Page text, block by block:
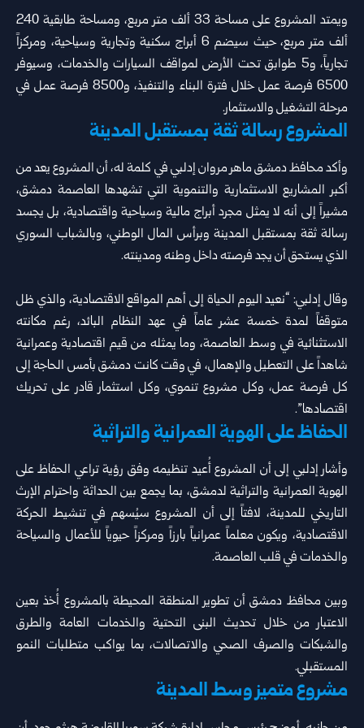
ويمتد المشروع على مساحة 33 ألف متر مربع، ومساحة طابقية 240
ألف متر مربع، حيث سيضم 6 أبراج سكنية وتجارية وسياحية، ومركزاً
تجارياً، و5 طوابق تحت الأرض لمواقف السيارات والخدمات، وسيوفر
6500 فرصة عمل خلال فترة البناء والتنفيذ، و8500 فرصة عمل في
مرحلة التشغيل والاستثمار.
المشروع رسالة ثقة بمستقبل المدينة
وأكد محافظ دمشق ماهر مروان إدلبي في كلمة له، أن المشروع يعد من
أكبر المشاريع الاستثمارية والتنموية التي تشهدها العاصمة دمشق،
مشيراً إلى أنه لا يمثل مجرد أبراج مالية وسياحية واقتصادية، بل يجسد
رسالة ثقة بمستقبل المدينة وبرأس المال الوطني، وبالشباب السوري
الذي يستحق أن يجد فرصته داخل وطنه ومدينته.
وقال إدلبي: “نعيد اليوم الحياة إلى أهم المواقع الاقتصادية، والذي ظل
متوقفاً لمدة خمسة عشر عاماً في عهد النظام البائد، رغم مكانته
الاستثنائية في وسط العاصمة، وما يمثله من قيم اقتصادية وعمرانية
شاهداً على التعطيل والإهمال، في وقت كانت دمشق بأمس الحاجة إلى
كل فرصة عمل، وكل مشروع تنموي، وكل استثمار قادر على تحريك
اقتصادها”.
الحفاظ على الهوية العمرانية والتراثية
وأشار إدلبي إلى أن المشروع أُعيد تنظيمه وفق رؤية تراعي الحفاظ على
الهوية العمرانية والتراثية لدمشق، بما يجمع بين الحداثة واحترام الإرث
التاريخي للمدينة، لافتاً إلى أن المشروع سيُسهم في تنشيط الحركة
الاقتصادية، ويكون معلماً عمرانياً بارزاً ومركزاً حيوياً للأعمال والسياحة
والخدمات في قلب العاصمة.
وبين محافظ دمشق أن تطوير المنطقة المحيطة بالمشروع أُخذ بعين
الاعتبار من خلال تحديث البنى التحتية والخدمات العامة والطرق
والشبكات والصرف الصحي والاتصالات، بما يواكب متطلبات النمو
المستقبلي.
مشروع متميز وسط المدينة